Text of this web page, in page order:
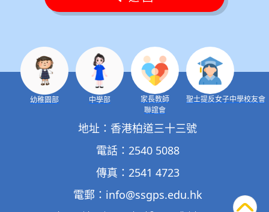
地址：香港柏道三十三號
電話：2540 5088
傳真：2541 4723
電郵： info@ssgps.edu.hk
幼稚園部 中學部
家長教師
聯誼會
聖士提反女子中學校友會